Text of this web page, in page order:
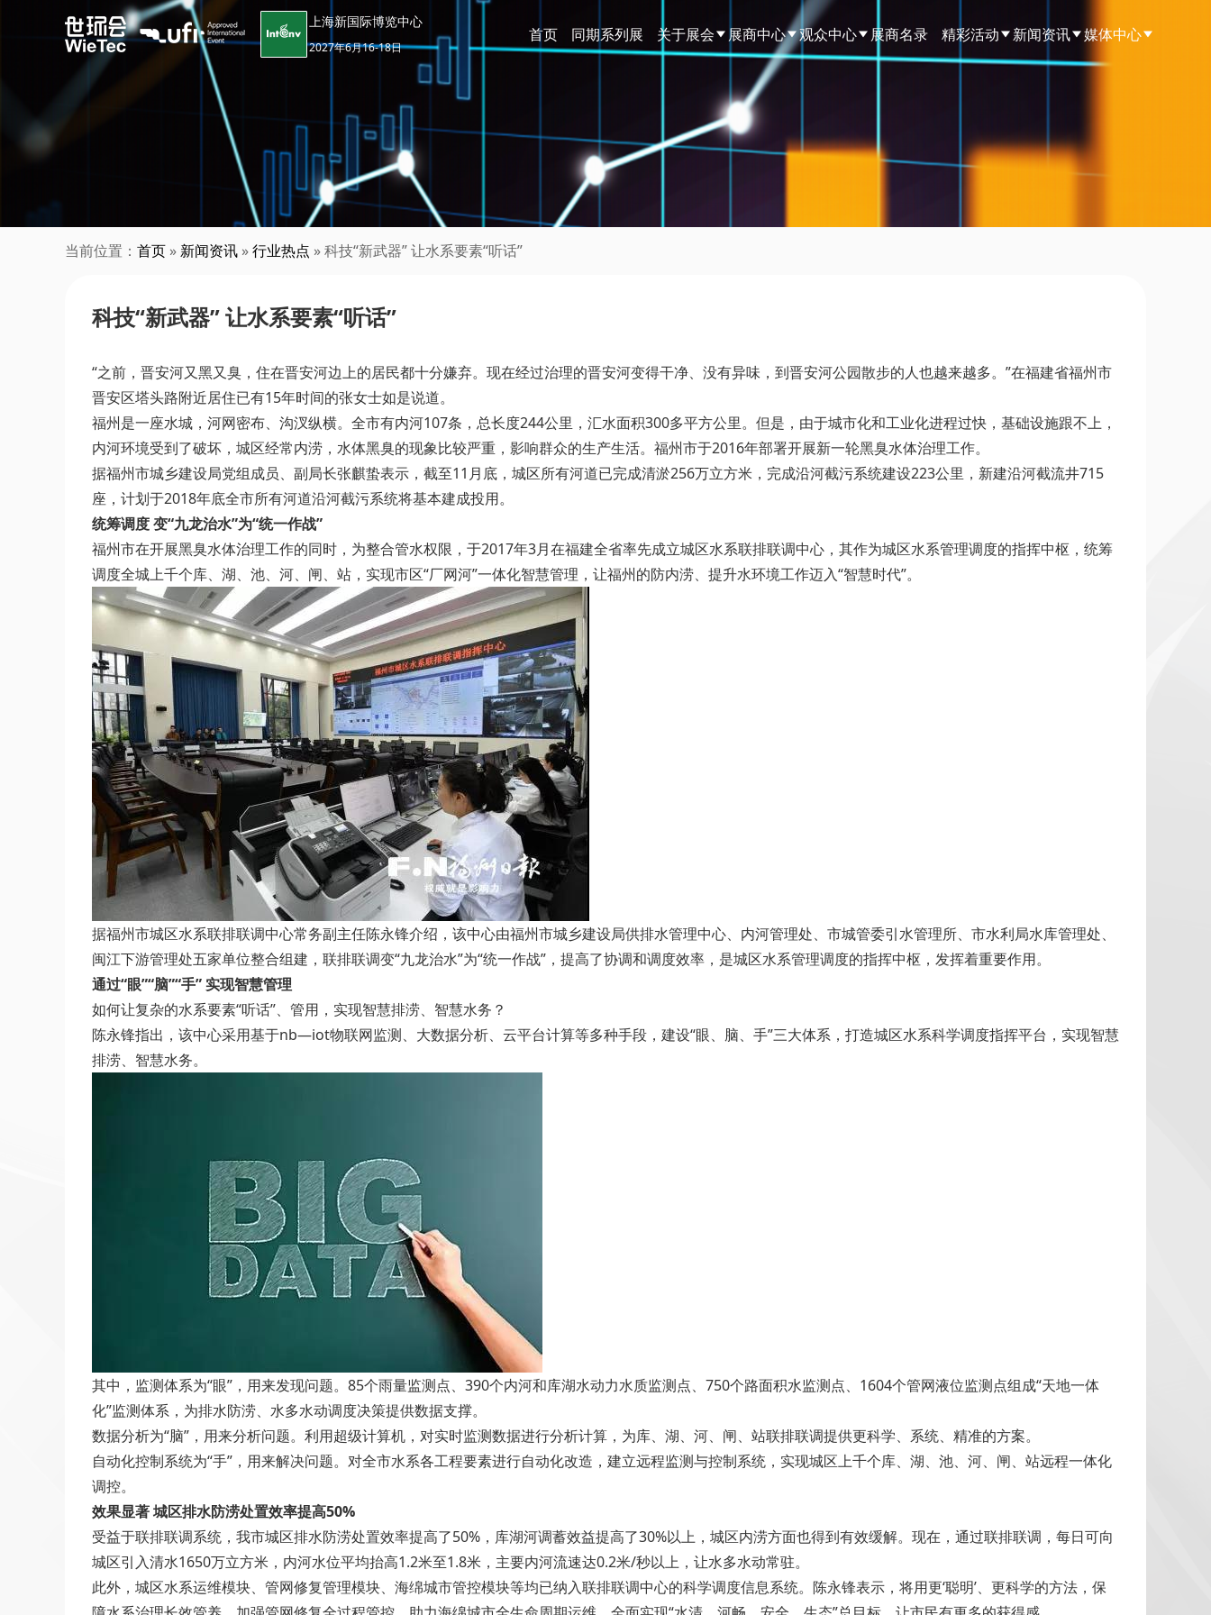
上海新国际博览中心
2027年6月16-18日
首页 同期系列展 关于展会 展商中心 观众中心 展商名录 精彩活动 新闻资讯 媒体中心
当前位置： 首页 » 新闻资讯 »行业热点 » 科技“新武器” 让水系要素“听话”
科技“新武器” 让水系要素“听话”
“之前，晋安河又黑又臭，住在晋安河边上的居民都十分嫌弃。现在经过治理的晋安河变得干净、没有异味，到晋安河公园散步的人也越来越多。”在福建省福州市
晋安区塔头路附近居住已有15年时间的张女士如是说道。
福州是一座水城，河网密布、沟汊纵横。全市有内河107条，总长度244公里，汇水面积300多平方公里。但是，由于城市化和工业化进程过快，基础设施跟不上，
内河环境受到了破坏，城区经常内涝，水体黑臭的现象比较严重，影响群众的生产生活。福州市于2016年部署开展新一轮黑臭水体治理工作。
据福州市城乡建设局党组成员、副局长张麒蛰表示，截至11月底，城区所有河道已完成清淤256万立方米，完成沿河截污系统建设223公里，新建沿河截流井715
座，计划于2018年底全市所有河道沿河截污系统将基本建成投用。
统筹调度 变“九龙治水”为“统一作战”
福州市在开展黑臭水体治理工作的同时，为整合管水权限，于2017年3月在福建全省率先成立城区水系联排联调中心，其作为城区水系管理调度的指挥中枢，统筹
调度全城上千个库、湖、池、河、闸、站，实现市区“厂网河”一体化智慧管理，让福州的防内涝、提升水环境工作迈入“智慧时代”。
据福州市城区水系联排联调中心常务副主任陈永锋介绍，该中心由福州市城乡建设局供排水管理中心、内河管理处、市城管委引水管理所、市水利局水库管理处、
闽江下游管理处五家单位整合组建，联排联调变“九龙治水”为“统一作战”，提高了协调和调度效率，是城区水系管理调度的指挥中枢，发挥着重要作用。
通过“眼”“脑”“手” 实现智慧管理
如何让复杂的水系要素“听话”、管用，实现智慧排涝、智慧水务？
陈永锋指出，该中心采用基于nb—iot物联网监测、大数据分析、云平台计算等多种手段，建设“眼、脑、手”三大体系，打造城区水系科学调度指挥平台，实现智慧
排涝、智慧水务。
其中，监测体系为“眼”，用来发现问题。85个雨量监测点、390个内河和库湖水动力水质监测点、750个路面积水监测点、1604个管网液位监测点组成“天地一体
化”监测体系，为排水防涝、水多水动调度决策提供数据支撑。
数据分析为“脑”，用来分析问题。利用超级计算机，对实时监测数据进行分析计算，为库、湖、河、闸、站联排联调提供更科学、系统、精准的方案。
自动化控制系统为“手”，用来解决问题。对全市水系各工程要素进行自动化改造，建立远程监测与控制系统，实现城区上千个库、湖、池、河、闸、站远程一体化
调控。
效果显著 城区排水防涝处置效率提高50%
受益于联排联调系统，我市城区排水防涝处置效率提高了50%，库湖河调蓄效益提高了30%以上，城区内涝方面也得到有效缓解。现在，通过联排联调，每日可向
城区引入清水1650万立方米，内河水位平均抬高1.2米至1.8米，主要内河流速达0.2米/秒以上，让水多水动常驻。
此外，城区水系运维模块、管网修复管理模块、海绵城市管控模块等均已纳入联排联调中心的科学调度信息系统。陈永锋表示，将用更‘聪明’、更科学的方法，保